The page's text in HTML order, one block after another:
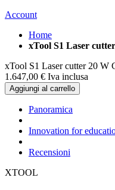
Account
Home
xTool S1 Laser
xTool S1 Laser cutter 20 W
1.647,00 € Iva inclusa
Aggiungi al carrello
Panoramica
Innovation for
Recensioni
XTOOL